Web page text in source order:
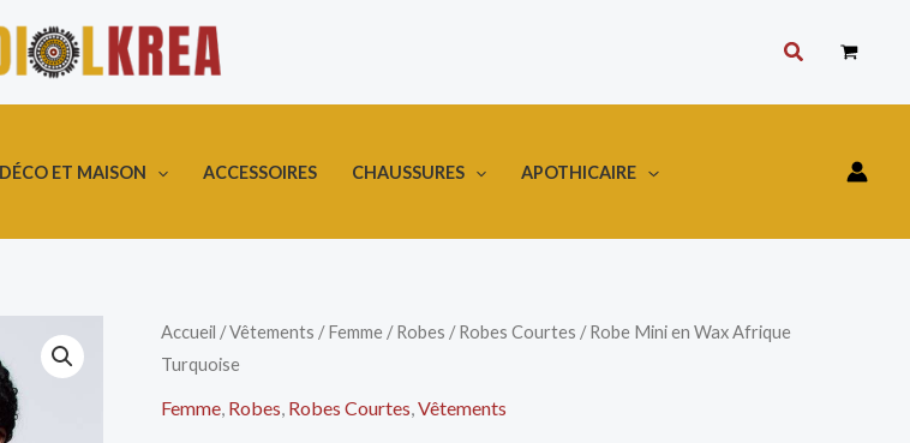
Rechercher
DÉCO ET MAISON ACCESSOIRES CHAUSSURES APOTHICAIRE
Accueil /Vêtements /Femme /Robes /Robes Courtes / Robe Mini en Wax Afrique
Turquoise
Femme Robes Robes Courtes Vêtements
Le
prix
Le
prix
quantité
de
Robe